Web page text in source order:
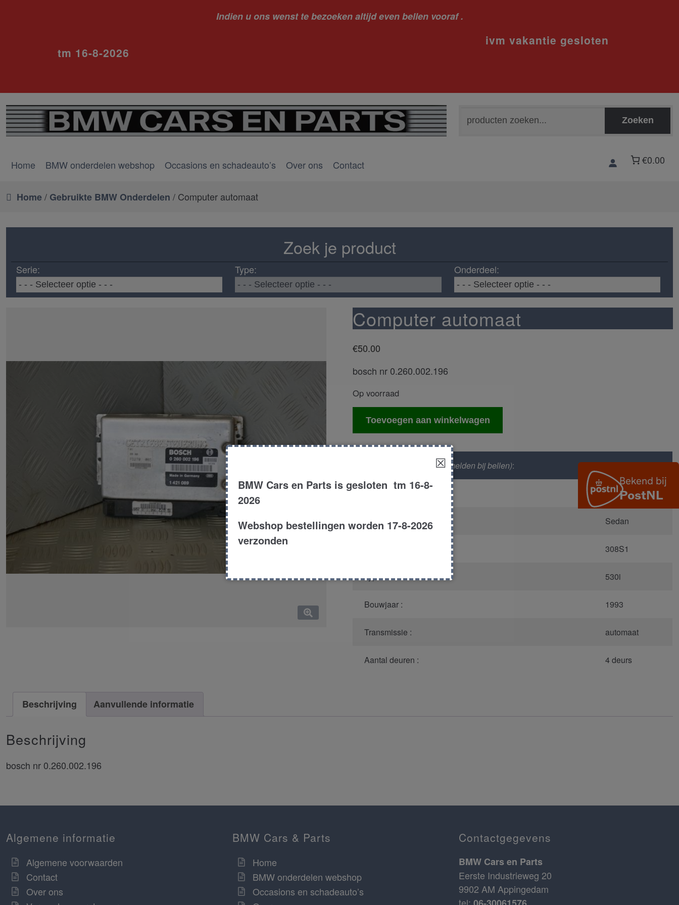
Indien u ons wenst te bezoeken altijd even bellen vooraf .
ivm vakantie gesloten
tm 16-8-2026
naar:
Zoeken
Home BMW onderdelen webshop Occasions en schadeauto’s Over ons Contact €0.00
Home/ Gebruikte BMW Onderdelen / Computer automaat
Zoek je product
Serie: Type: Onderdeel:
Computer automaat
€50.00
bosch nr 0.260.002.196
Op voorraad
Computer
aantal
Toevoegen aan winkelwagen
(graag melden bij bellen): 26977
E34
Carroserie : Sedan
308S1
Type : 530i
Bouwjaar : 1993
Transmissie : automaat
Aantal deuren : 4 deurs
Beschrijving Aanvullende informatie
Beschrijving
bosch nr 0.260.002.196
Algemene informatie
Algemene voorwaarden
Contact
Over ons
BMW Cars & Parts
Home
BMW onderdelen webshop
Occasions en schadeauto’s
Contactgegevens
BMW Cars en Parts
Eerste Industrieweg 20
9902 AM Appingedam
tel:
☒
BMW Cars en Parts is gesloten tm 16-8-
2026
Webshop bestellingen worden 17-8-2026
verzonden